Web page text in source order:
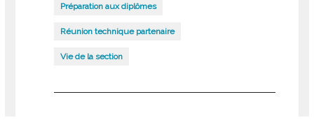
Préparation aux diplômes
Réunion technique partenaire
Vie de la section